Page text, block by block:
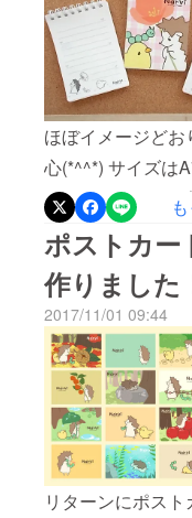
ほぼイメージどお
心(*^^*) サイズは
パクトなので、お
モや、ちょこっ
ジを書いたりと様
でお使いいただけ
は裏表違う柄で
ポストカー
作りました
2017/11/01 09:44
リターンにポス